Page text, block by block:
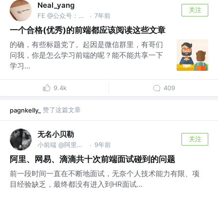
Neal_yang
FE @公众号：全栈前端精选 · 7年前
关注
一个合格(优秀)的前端都应该阅读这些文章
的确，有些标题党了。起因是微信群里，有哥们
问我，你是怎么学习前端的呢？能不能共享一下
学习...
9.4k 409
pagnkelly_ 赞了这篇文章
无名小贝勒
小前端 @阿里巴巴 · 9年前
关注
阿里、网易、滴滴共十次前端面试碰到的问题
前一段时间一直在不断地面试，无奈个人技术能力有限、项
目经验缺乏，最终都没有进入到HR面试...